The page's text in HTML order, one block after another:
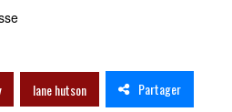
lane hutson Partager